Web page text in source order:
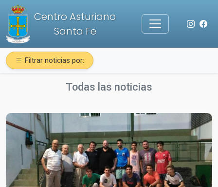
Centro Asturiano
Santa Fe
Filtrar noticias por:
Todas las noticias